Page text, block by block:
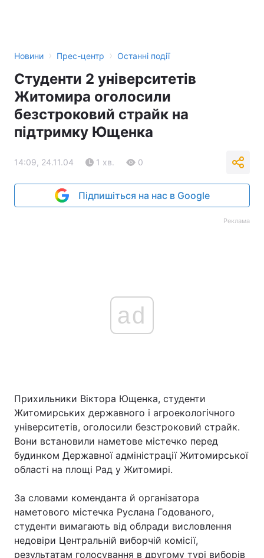
Новини › Прес-центр › Останні події
Студенти 2 університетів
Житомира оголосили
безстроковий страйк на
підтримку Ющенка
14:09, 24.11.04 1 хв. 0
Підпишіться на нас в Google
Реклама
ad
Прихильники Віктора Ющенка, студенти
Житомирських державного і агроекологічного
університетів, оголосили безстроковий страйк.
Вони встановили наметове містечко перед
будинком Державної адміністрації Житомирської
області на площі Рад у Житомирі.
За словами коменданта й організатора
наметового містечка Руслана Годованого,
студенти вимагають від облради висловлення
недовіри Центральній виборчій комісії,
результатам голосування в другому турі виборів